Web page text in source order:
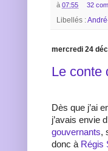
à 07:55 32
Libellés :
mercredi 24
Le conte
Dès que j’ai
j’avais envie
gouvernants,
donc à Régis